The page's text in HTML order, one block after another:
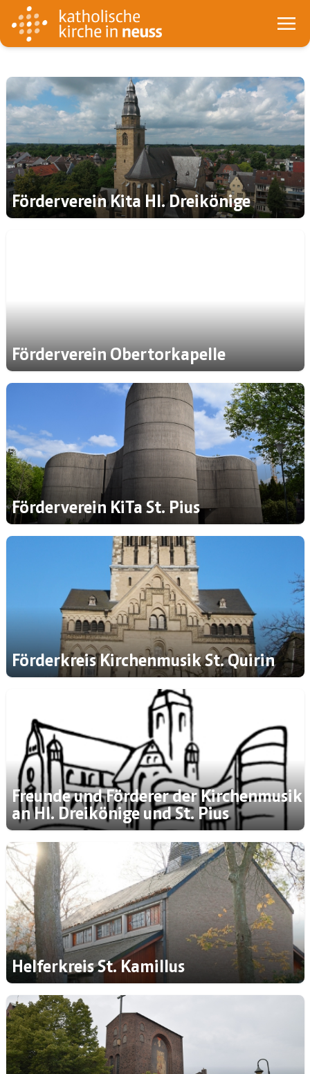
Förderverein Kita Hl. Dreikönige
Förderverein Obertorkapelle
Förderverein KiTa St. Pius
Förderkreis Kirchenmusik St. Quirin
Freunde und Förderer der Kirchenmusik
an Hl. Dreikönige und St. Pius
Helferkreis St. Kamillus